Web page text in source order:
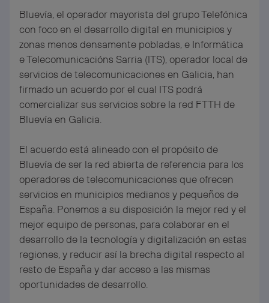
Bluevía, el operador mayorista del grupo Telefónica
con foco en el desarrollo digital en municipios y
zonas menos densamente pobladas, e Informática
e Telecomunicacións Sarria (ITS), operador local de
servicios de telecomunicaciones en Galicia, han
firmado un acuerdo por el cual ITS podrá
comercializar sus servicios sobre la red FTTH de
Bluevía en Galicia.
El acuerdo está alineado con el propósito de
Bluevía de ser la red abierta de referencia para los
operadores de telecomunicaciones que ofrecen
servicios en municipios medianos y pequeños de
España. Ponemos a su disposición la mejor red y el
mejor equipo de personas, para colaborar en el
desarrollo de la tecnología y digitalización en estas
regiones, y reducir así la brecha digital respecto al
resto de España y dar acceso a las mismas
oportunidades de desarrollo.